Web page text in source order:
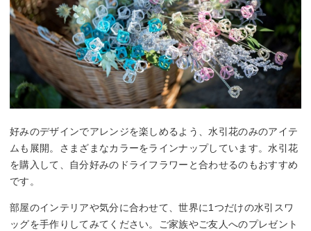
好みのデザインでアレンジを楽しめるよう、水引花のみのアイテ
ムも展開。さまざまなカラーをラインナップしています。水引花
を購入して、自分好みのドライフラワーと合わせるのもおすすめ
です。
部屋のインテリアや気分に合わせて、世界に1つだけの水引スワ
ッグを手作りしてみてください。ご家族やご友人へのプレゼント